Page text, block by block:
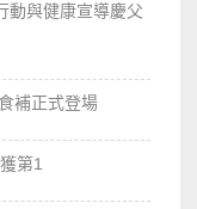
動與健康宣導慶父
補正式登場
第1